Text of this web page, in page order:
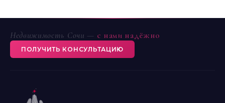
Недвижимость Сочи — с нами надёжно
ПОЛУЧИТЬ КОНСУЛЬТАЦИЮ